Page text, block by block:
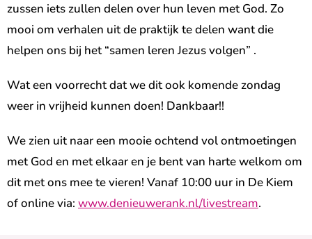
zussen iets zullen delen over hun leven met God. Zo
mooi om verhalen uit de praktijk te delen want die
helpen ons bij het “samen leren Jezus volgen” .
Wat een voorrecht dat we dit ook komende zondag
weer in vrijheid kunnen doen! Dankbaar!!
We zien uit naar een mooie ochtend vol ontmoetingen
met God en met elkaar en je bent van harte welkom om
dit met ons mee te vieren! Vanaf 10:00 uur in De Kiem
of online via: www.denieuwerank.nl/livestream.